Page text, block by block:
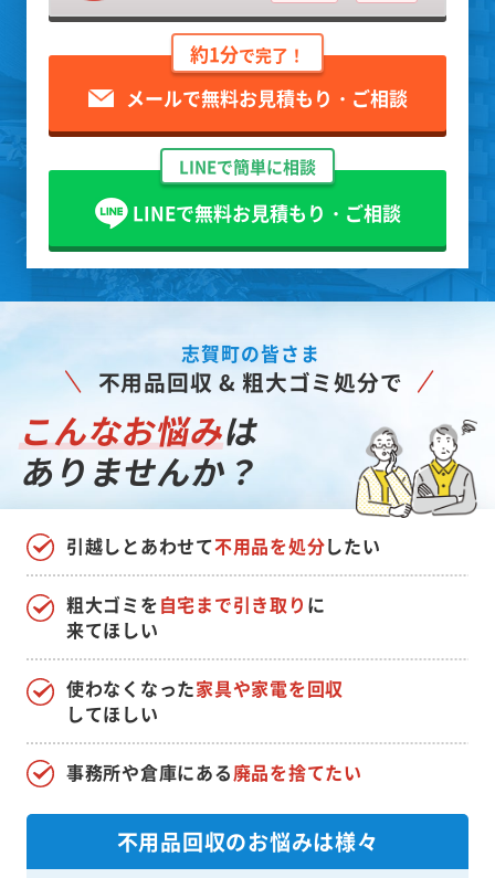
約1分で完了！
メールで無料お見積もり・ご相談
LINEで簡単に相談
LINEで無料お見積もり・ご相談
志賀町の皆さま
不用品回収 & 粗大ゴミ処分で
こんなお悩みは
ありませんか？
引越しとあわせて不用品を処分したい
使わなくなった家具や家電を回収
してほしい
粗大ゴミを自宅まで引き取り に
来てほしい
事務所や倉庫にある廃品を捨てたい
不用品回収のお悩みは様々